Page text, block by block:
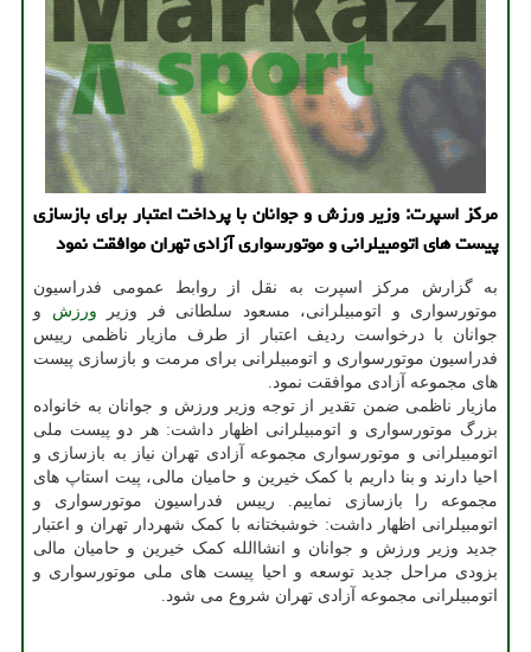
مرکز اسپرت: وزیر ورزش و جوانان با پرداخت اعتبار برای بازسازی
پیست های اتومبیلرانی و موتورسواری آزادی تهران موافقت نمود
به گزارش مرکز اسپرت به نقل از روابط عمومی فدراسیون
موتورسواری و اتومبیلرانی، مسعود سلطانی فر وزیر ورزش و
جوانان با درخواست ردیف اعتبار از طرف مازیار ناظمی رییس
فدراسیون موتورسواری و اتومبیلرانی برای مرمت و بازسازی پیست
های مجموعه آزادی موافقت نمود.
مازیار ناظمی ضمن تقدیر از توجه وزیر ورزش و جوانان به خانواده
بزرگ موتورسواری و اتومبیلرانی اظهار داشت: هر دو پیست ملی
اتومبیلرانی و موتورسواری مجموعه آزادی تهران نیاز به بازسازی و
احیا دارند و بنا داریم با کمک خیرین و حامیان مالی، پیت استاپ های
مجموعه را بازسازی نماییم. رییس فدراسیون موتورسواری و
اتومبیلرانی اظهار داشت: خوشبختانه با کمک شهردار تهران و اعتبار
جدید وزیر ورزش و جوانان و انشاالله کمک خیرین و حامیان مالی
بزودی مراحل جدید توسعه و احیا پیست های ملی موتورسواری و
اتومبیلرانی مجموعه آزادی تهران شروع می شود.